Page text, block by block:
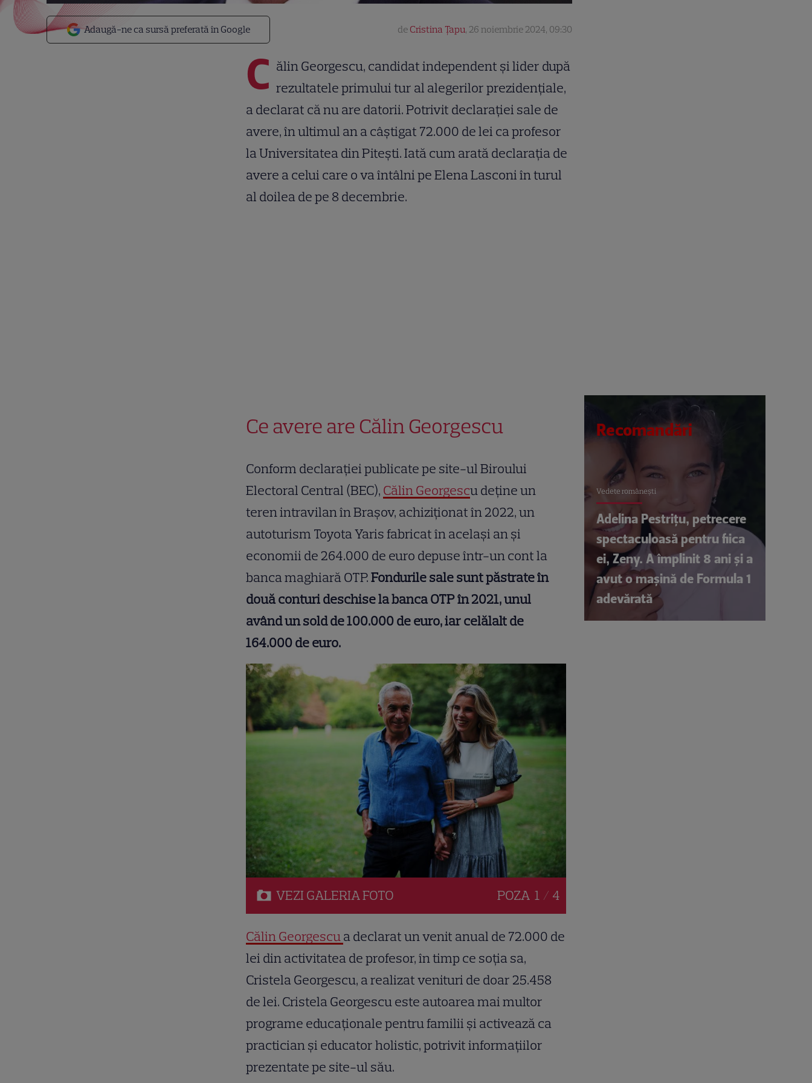
Adaugă-ne ca sursă preferată în Google de Cristina Țapu, 26 noiembrie 2024, 09:30
C ălin Georgescu, candidat independent și lider după
rezultatele primului tur al alegerilor prezidențiale,
a declarat că nu are datorii. Potrivit declarației sale de
avere, în ultimul an a câștigat 72.000 de lei ca profesor
la Universitatea din Pitești. Iată cum arată declarația de
avere a celui care o va întâlni pe Elena Lasconi în turul
al doilea de pe 8 decembrie.
Ce avere are Călin Georgescu
Conform declarației publicate pe site-ul Biroului
Electoral Central (BEC), Călin Georgescu deține un
teren intravilan în Brașov, achiziționat în 2022, un
autoturism Toyota Yaris fabricat în același an și
economii de 264.000 de euro depuse într-un cont la
banca maghiară OTP.Fondurile sale sunt păstrate în
două conturi deschise la banca OTP în 2021, unul
având un sold de 100.000 de euro, iar celălalt de
164.000 de euro.
VEZI GALERIAFOTO POZA 1 / 4
Călin Georgescua declarat un venit anual de 72.000 de
lei din activitatea de profesor, în timp ce soția sa,
Cristela Georgescu, a realizat venituri de doar 25.458
de lei. Cristela Georgescu este autoarea mai multor
programe educaționale pentru familii și activează ca
practician și educator holistic, potrivit informațiilor
prezentate pe site-ul său.
Recomandări
Vedete româneşti
Adelina Pestrițu, petrecere
spectaculoasă pentru fiica
ei, Zeny. A împlinit 8 ani și a
avut o mașină de Formula 1
adevărată